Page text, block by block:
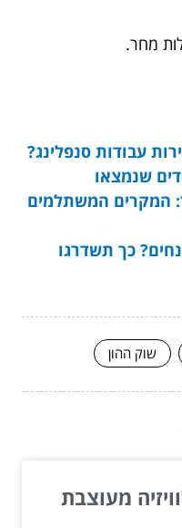
מחר.
עבודות סנפלינג?
שנמצאו
המקרים המשתלמים
כך תשדרגו
שוק ההון
מעוצבת